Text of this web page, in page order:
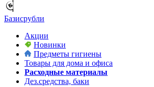
Базисрубли
Акции
Новинки
Предметы гигиены
Товары для дома и офиса
Расходные материалы
Дез.средства, баки